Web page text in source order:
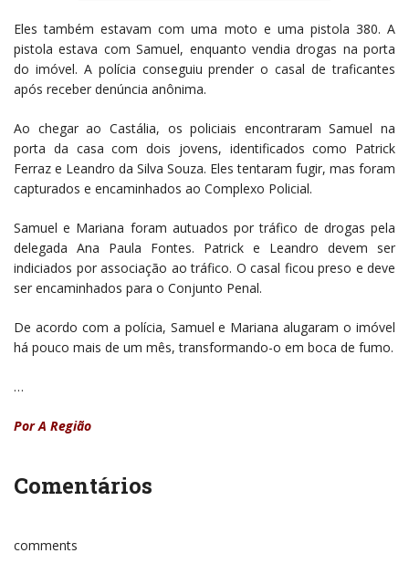
Eles também estavam com uma moto e uma pistola 380. A
pistola estava com Samuel, enquanto vendia drogas na porta
do imóvel. A polícia conseguiu prender o casal de traficantes
após receber denúncia anônima.
Ao chegar ao Castália, os policiais encontraram Samuel na
porta da casa com dois jovens, identificados como Patrick
Ferraz e Leandro da Silva Souza. Eles tentaram fugir, mas foram
capturados e encaminhados ao Complexo Policial.
Samuel e Mariana foram autuados por tráfico de drogas pela
delegada Ana Paula Fontes. Patrick e Leandro devem ser
indiciados por associação ao tráfico. O casal ficou preso e deve
ser encaminhados para o Conjunto Penal.
De acordo com a polícia, Samuel e Mariana alugaram o imóvel
há pouco mais de um mês, transformando-o em boca de fumo.
…
Por A Região
Comentários
comments